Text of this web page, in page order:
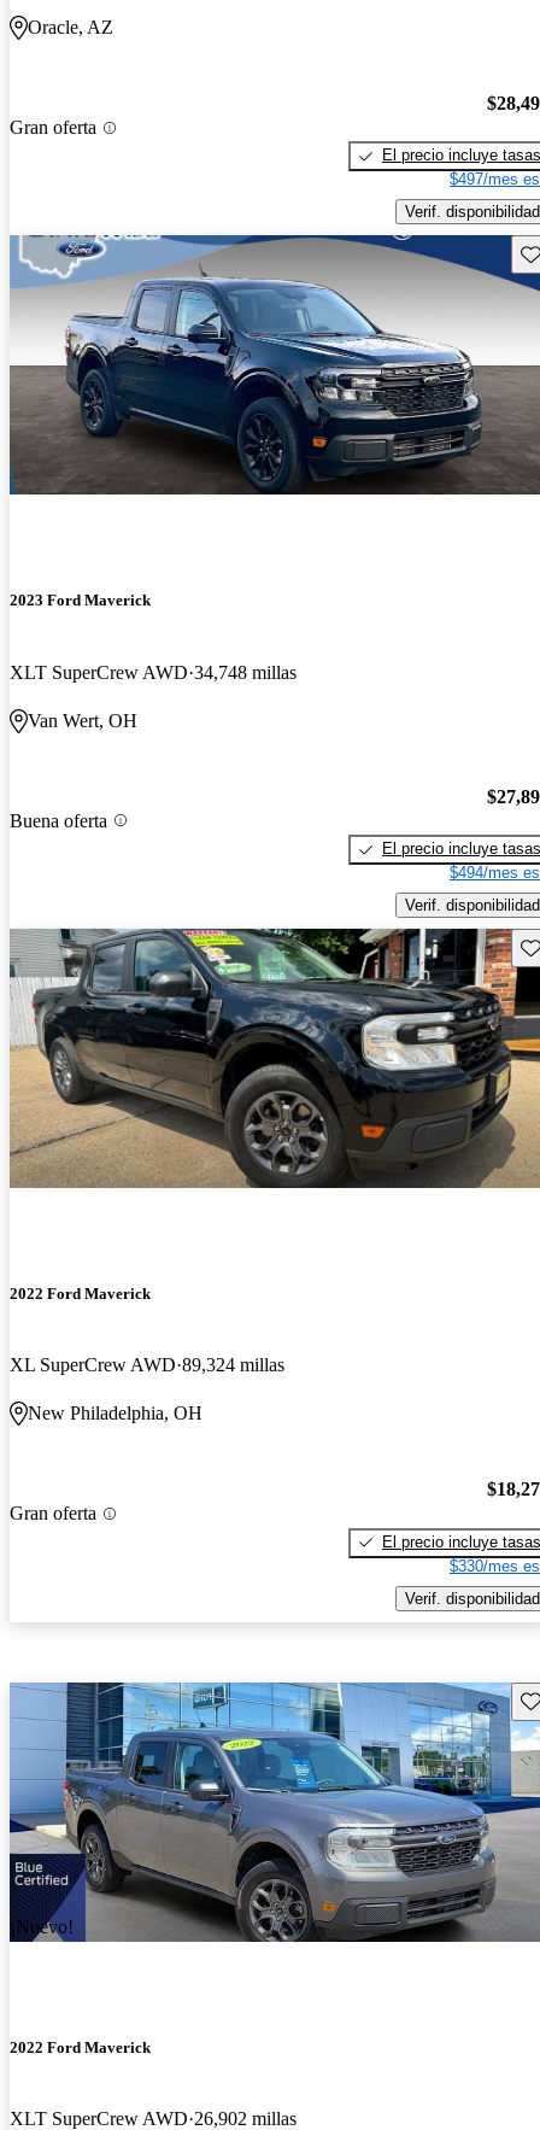
Oracle, AZ
Gran oferta
El precio incluye tasas
$497/mes
Verif. disponibilidad
2023 Ford Maverick
XLT SuperCrew AWD 34,748 millas
Van Wert, OH
Buena oferta
El precio incluye tasas
$494/mes
Verif. disponibilidad
2022 Ford Maverick
XL SuperCrew AWD 89,324 millas
New Philadelphia, OH
Gran oferta
El precio incluye tasas
$330/mes
Verif. disponibilidad
¡Nuevo!
2022 Ford Maverick
XLT SuperCrew AWD 26,902 millas